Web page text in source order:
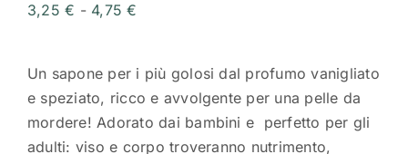
3,25€ - 4,75€
da
3,25 €
a
Un sapone per i più golosi dal profumo vanigliato
e speziato, ricco e avvolgente per una pelle da
mordere! Adorato dai bambini e perfetto per gli
adulti: viso e corpo troveranno nutrimento,